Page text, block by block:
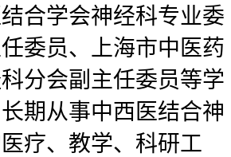
合学会神经科专业委
委员、上海市中医药
分会副主任委员等学
期从事中西医结合神
疗、教学、科研工